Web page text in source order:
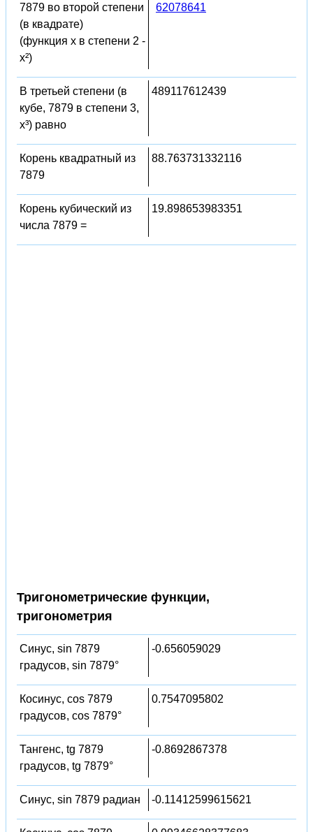
7879 во второй степени
(в квадрате)
(функция x в степени 2 -
x²)
62078641
В третьей степени (в
кубе, 7879 в степени 3,
x³) равно
489117612439
Корень квадратный из
7879
88.763731332116
Корень кубический из
числа 7879 =
19.898653983351
Тригонометрические функции,
тригонометрия
Синус, sin 7879
градусов, sin 7879°
-0.656059029
Косинус, cos 7879
градусов, cos 7879°
0.7547095802
Тангенс, tg 7879
градусов, tg 7879°
-0.8692867378
Синус, sin 7879 радиан -0.11412599615621